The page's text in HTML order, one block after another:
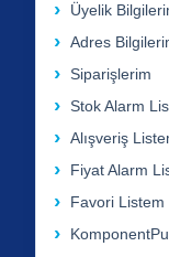
Üyelik
Adres
Siparişlerim
Stok Alarm
Alışveriş
Fiyat Alarm
Favori Listem